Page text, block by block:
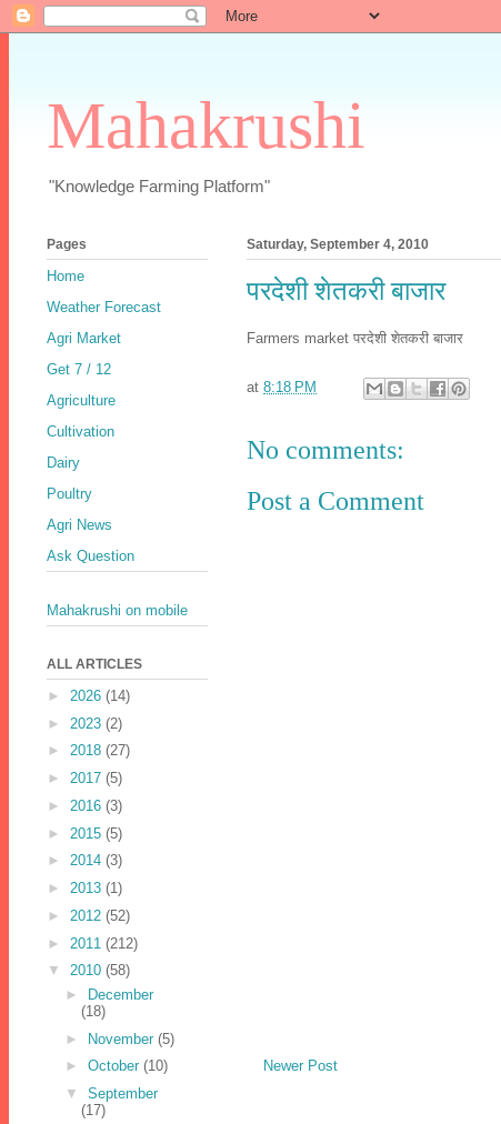
Mahakrushi
"Knowledge Farming Platform"
Saturday, September 4, 2010
परदेशी शेतकरी बाजार
Farmers market परदेशी शेतकरी बाजार
at 8:18 PM
No comments:
Post a Comment
Newer Post
Pages
Home
Weather Forecast
Agri Market
Get 7 / 12
Agriculture
Cultivation
Dairy
Poultry
Agri News
Ask Question
Mahakrushi on mobile
ALL ARTICLES
► 2026 (14)
► 2023 (2)
► 2018 (27)
► 2017 (5)
► 2016 (3)
► 2015 (5)
► 2014 (3)
► 2013 (1)
► 2012 (52)
► 2011 (212)
▼ 2010 (58)
►
December
(18)
► November (5)
► October (10)
▼ September
(17)